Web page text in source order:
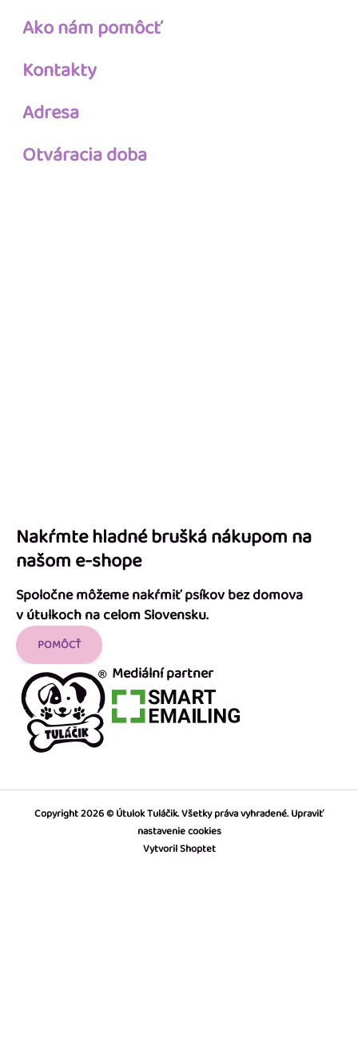
Ako nám pomôcť
Kontakty
Adresa
Otváracia doba
Nakŕmte hladné brušká nákupom na
našom e-shope
Spoločne môžeme nakŕmiť psíkov bez domova
v útulkoch na celom Slovensku.
POMÔCŤ
Mediální partner
Vytvoril Shoptet
Copyright 2026 Útulok Tuláčik. Všetky práva vyhradené.Upraviť
nastavenie cookies